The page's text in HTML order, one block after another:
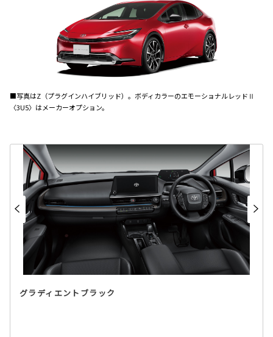
■写真はZ（プラグインハイブリッド）。ボディカラーのエモーショナルレッドⅡ
〈3U5〉はメーカーオプション。
グラディエントブラック